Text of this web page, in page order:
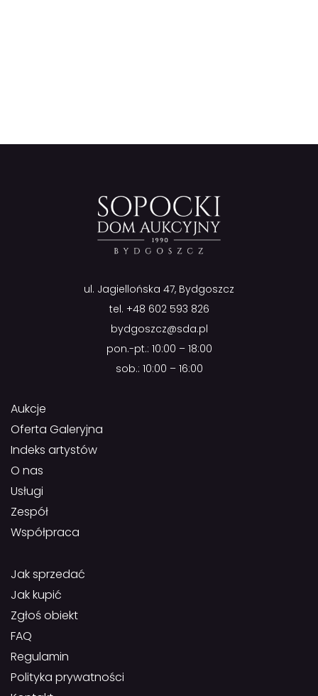
ul. Jagiellońska 47, Bydgoszcz
tel. +48 602 593 826
bydgoszcz@sda.pl
pon.-pt.: 10:00 – 18:00
sob.: 10:00 – 16:00
Aukcje
Oferta Galeryjna
Indeks artystów
O nas
Usługi
Zespół
Współpraca
Jak sprzedać
Jak kupić
Zgłoś obiekt
FAQ
Regulamin
Polityka prywatności